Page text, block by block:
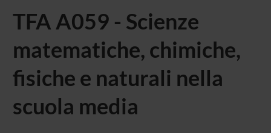
TFA A059 - Scienze
matematiche, chimiche,
fisiche e naturali nella
scuola media